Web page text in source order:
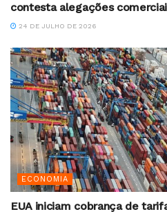
contesta alegações
24 DE JULHO DE 2026
ECONOMIA
EUA iniciam cobrança de